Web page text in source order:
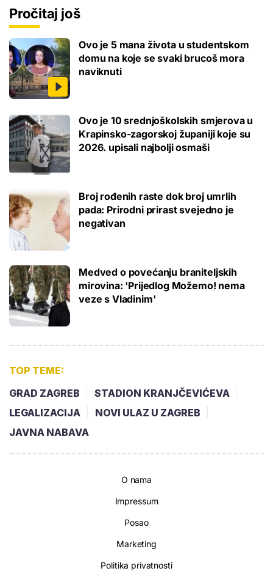
Pročitaj još
Ovo je 5 mana života u studentskom
domu na koje se svaki brucoš mora
naviknuti
Ovo je 10 srednjoškolskih smjerova u
Krapinsko-zagorskoj županiji koje su
2026. upisali najbolji osmaši
Broj rođenih raste dok broj umrlih
pada: Prirodni prirast svejedno je
negativan
Medved o povećanju braniteljskih
mirovina: 'Prijedlog Možemo! nema
veze s Vladinim'
TOP TEME:
GRAD ZAGREB
STADION KRANJČEVIĆEVA
LEGALIZACIJA
NOVI ULAZ U ZAGREB
JAVNA NABAVA
O nama
Impressum
Posao
Marketing
Politika privatnosti